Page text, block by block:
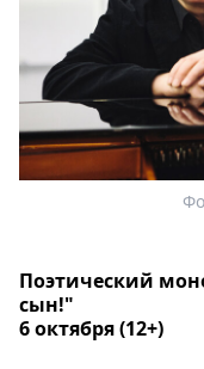
Поэтический
сын!"
6 октября (12+)